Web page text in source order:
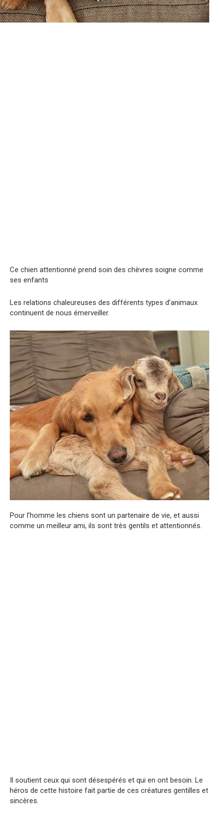
Ce chien attentionné prend soin des chèvres soigne comme
ses enfants
Les relations chaleureuses des différents types d’animaux
continuent de nous émerveiller.
Pour l’homme les chiens sont un partenaire de vie, et aussi
comme un meilleur ami, ils sont très gentils et attentionnés.
Il soutient ceux qui sont désespérés et qui en ont besoin. Le
héros de cette histoire fait partie de ces créatures gentilles et
sincères.